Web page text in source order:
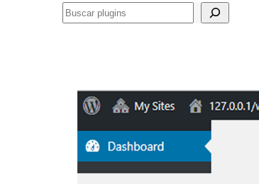
Buscar